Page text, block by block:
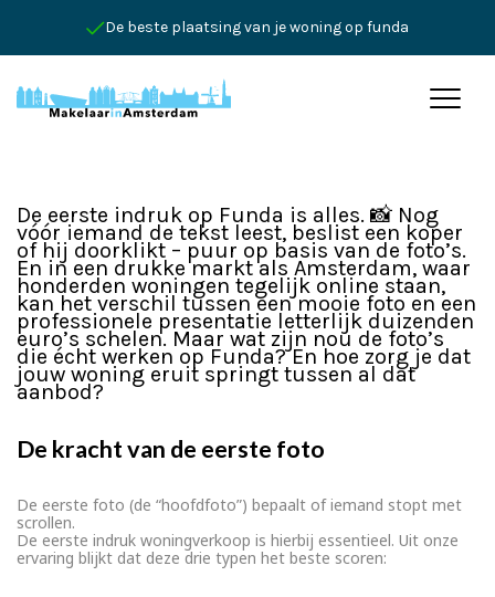
De beste plaatsing van je woning op funda
De eerste indruk op Funda is alles. 📸 Nog
vóór iemand de tekst leest, beslist een koper
of hij doorklikt – puur op basis van de foto’s.
En in een drukke markt als Amsterdam, waar
honderden woningen tegelijk online staan,
kan het verschil tussen een mooie foto en een
professionele presentatie letterlijk duizenden
euro’s schelen. Maar wat zijn nou de foto’s
die écht werken op Funda? En hoe zorg je dat
jouw woning eruit springt tussen al dat
aanbod?
De kracht van de eerste foto
De eerste foto (de “hoofdfoto”) bepaalt of iemand stopt met
scrollen.
De eerste indruk woningverkoop is hierbij essentieel. Uit onze
ervaring blijkt dat deze drie typen het beste scoren: